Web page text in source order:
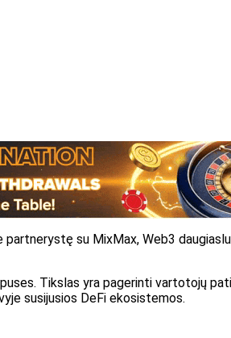
su MixMax, Web3
Tikslas yra pagerinti vartotojų
susijusios DeFi ekosistemos.